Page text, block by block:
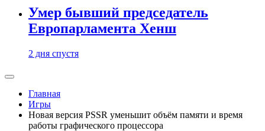
Умер бывший председатель
Европарламента Хенш
2 дня спустя
Главная
Игры
Новая версия PSSR уменьшит объём памяти и время
работы графического процессора